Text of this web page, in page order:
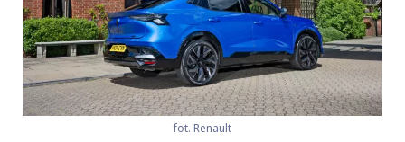
fot. Renault